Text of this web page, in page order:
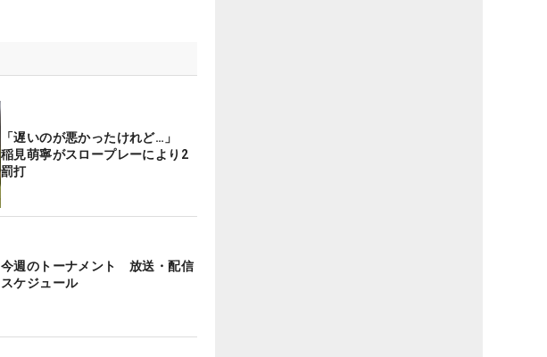
「遅いのが悪かったけれど…」
稲見萌寧がスロープレーにより2
罰打
今週のトーナメント 放送・配信
スケジュール